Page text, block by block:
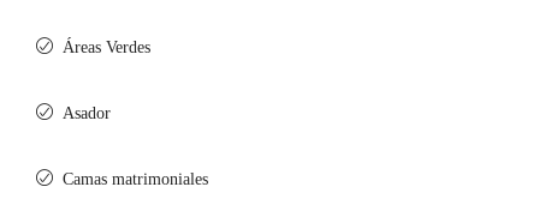
Áreas Verdes
Asador
Camas matrimoniales